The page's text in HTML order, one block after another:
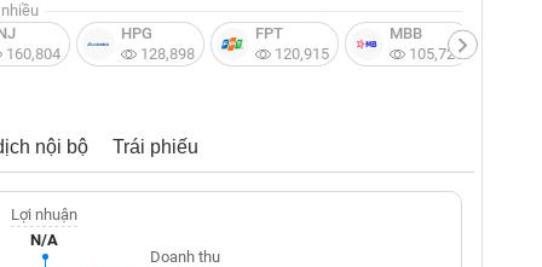
160,804
HPG
128,898
FPT
120,915
MBB
105,721
nội bộ Trái phiếu
Lợi nhuận
N/A
Doanh thu